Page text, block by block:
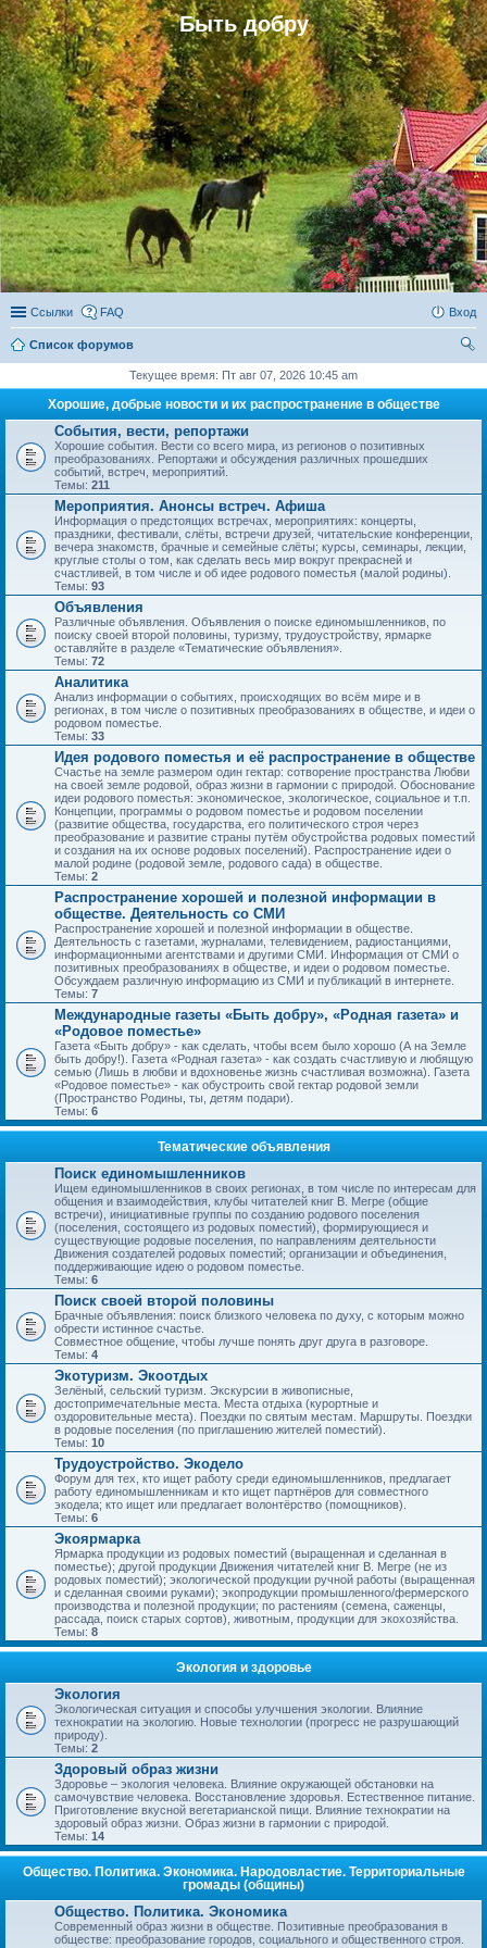
Быть добру
Ссылки FAQ Вход
Список форумов
Текущее время: Пт авг 07, 2026 10:45 am
Хорошие, добрые новости и их распространение в обществе
События, вести, репортажи
Хорошие события. Вести со всего мира, из регионов о позитивных
преобразованиях. Репортажи и обсуждения различных прошедших
событий, встреч, мероприятий.
Темы: 211
Мероприятия. Анонсы встреч. Афиша
Информация о предстоящих встречах, мероприятиях: концерты,
праздники, фестивали, слёты, встречи друзей, читательские конференции,
вечера знакомств, брачные и семейные слёты; курсы, семинары, лекции,
круглые столы о том, как сделать весь мир вокруг прекрасней и
счастливей, в том числе и об идее родового поместья (малой родины).
Темы: 93
Объявления
Различные объявления. Объявления о поиске единомышленников, по
поиску своей второй половины, туризму, трудоустройству, ярмарке
оставляйте в разделе «Тематические объявления».
Темы: 72
Аналитика
Анализ информации о событиях, происходящих во всём мире и в
регионах, в том числе о позитивных преобразованиях в обществе, и идеи о
родовом поместье.
Темы: 33
Идея родового поместья и её распространение в обществе
Счастье на земле размером один гектар: сотворение пространства Любви
на своей земле родовой, образ жизни в гармонии с природой. Обоснование
идеи родового поместья: экономическое, экологическое, социальное и т.п.
Концепции, программы о родовом поместье и родовом поселении
(развитие общества, государства, его политического строя через
преобразование и развитие страны путём обустройства родовых поместий
и создания на их основе родовых поселений). Распространение идеи о
малой родине (родовой земле, родового сада) в обществе.
Темы: 2
Распространение хорошей и полезной информации в
обществе. Деятельность со СМИ
Распространение хорошей и полезной информации в обществе.
Деятельность с газетами, журналами, телевидением, радиостанциями,
информационными агентствами и другими СМИ. Информация от СМИ о
позитивных преобразованиях в обществе, и идеи о родовом поместье.
Обсуждаем различную информацию из СМИ и публикаций в интернете.
Темы: 7
Международные газеты «Быть добру», «Родная газета» и
«Родовое поместье»
Газета «Быть добру» - как сделать, чтобы всем было хорошо (А на Земле
быть добру!). Газета «Родная газета» - как создать счастливую и любящую
семью (Лишь в любви и вдохновенье жизнь счастливая возможна). Газета
«Родовое поместье» - как обустроить свой гектар родовой земли
(Пространство Родины, ты, детям подари).
Темы: 6
Тематические объявления
Поиск единомышленников
Ищем единомышленников в своих регионах, в том числе по интересам для
общения и взаимодействия, клубы читателей книг В. Мегре (общие
встречи), инициативные группы по созданию родового поселения
(поселения, состоящего из родовых поместий), формирующиеся и
существующие родовые поселения, по направлениям деятельности
Движения создателей родовых поместий; организации и объединения,
поддерживающие идею о родовом поместье.
Темы: 6
Поиск своей второй половины
Брачные объявления: поиск близкого человека по духу, с которым можно
обрести истинное счастье.
Совместное общение, чтобы лучше понять друг друга в разговоре.
Темы: 4
Экотуризм. Экоотдых
Зелёный, сельский туризм. Экскурсии в живописные,
достопримечательные места. Места отдыха (курортные и
оздоровительные места). Поездки по святым местам. Маршруты. Поездки
в родовые поселения (по приглашению жителей поместий).
Темы: 10
Трудоустройство. Экодело
Форум для тех, кто ищет работу среди единомышленников, предлагает
работу единомышленникам и кто ищет партнёров для совместного
экодела; кто ищет или предлагает волонтёрство (помощников).
Темы: 6
Экоярмарка
Ярмарка продукции из родовых поместий (выращенная и сделанная в
поместье); другой продукции Движения читателей книг В. Мегре (не из
родовых поместий); экологической продукции ручной работы (выращенная
и сделанная своими руками); экопродукции промышленного/фермерского
производства и полезной продукции; по растениям (семена, саженцы,
рассада, поиск старых сортов), животным, продукции для экохозяйства.
Темы: 8
Экология и здоровье
Экология
Экологическая ситуация и способы улучшения экологии. Влияние
технократии на экологию. Новые технологии (прогресс не разрушающий
природу).
Темы: 2
Здоровый образ жизни
Здоровье – экология человека. Влияние окружающей обстановки на
самочувствие человека. Восстановление здоровья. Естественное питание.
Приготовление вкусной вегетарианской пищи. Влияние технократии на
здоровый образ жизни. Образ жизни в гармонии с природой.
Темы: 14
Общество. Политика. Экономика. Народовластие. Территориальные
громады (общины)
Общество. Политика. Экономика
Современный образ жизни в обществе. Позитивные преобразования в
обществе: преобразование городов, социального и общественного строя.